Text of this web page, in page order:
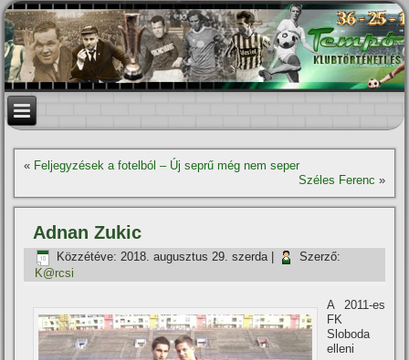
« Feljegyzések a fotelból – Új seprű még nem seper
Széles Ferenc »
Adnan Zukic
Közzétéve: 2018. augusztus 29. szerda|
Szerző:
K@rcsi
A 2011-es
FK
Sloboda
elleni